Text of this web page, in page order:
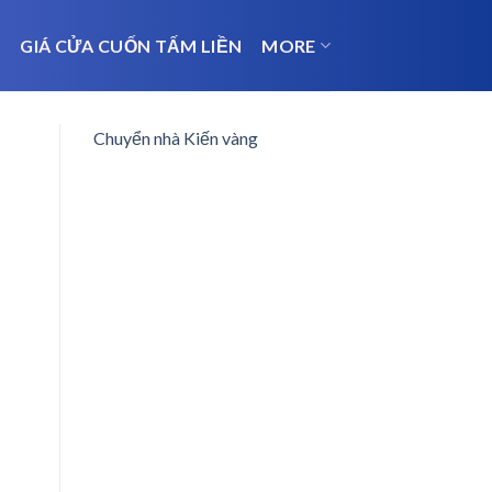
GIÁ CỬA CUỐN TẤM LIỀN MORE
Chuyển nhà Kiến vàng